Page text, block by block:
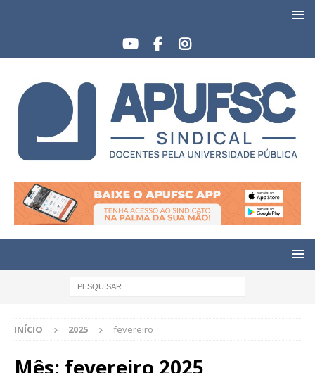
INÍCIO 2025 fevereiro
Mês: fevereiro 2025